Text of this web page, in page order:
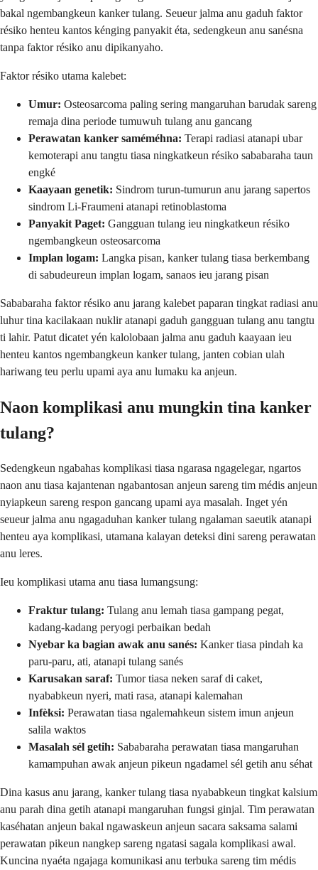
bakal ngembangkeun kanker tulang. Seueur jalma anu gaduh faktor
résiko henteu kantos kénging panyakit éta, sedengkeun anu sanésna
tanpa faktor résiko anu dipikanyaho.
Faktor résiko utama kalebet:
Umur: Osteosarcoma paling sering mangaruhan barudak sareng
remaja dina periode tumuwuh tulang anu gancang
Perawatan kanker saméméhna: Terapi radiasi atanapi ubar
kemoterapi anu tangtu tiasa ningkatkeun résiko sababaraha taun
engké
Kaayaan genetik: Sindrom turun-tumurun anu jarang sapertos
sindrom Li-Fraumeni atanapi retinoblastoma
Panyakit Paget: Gangguan tulang ieu ningkatkeun résiko
ngembangkeun osteosarcoma
Implan logam: Langka pisan, kanker tulang tiasa berkembang
di sabudeureun implan logam, sanaos ieu jarang pisan
Sababaraha faktor résiko anu jarang kalebet paparan tingkat radiasi anu
luhur tina kacilakaan nuklir atanapi gaduh gangguan tulang anu tangtu
ti lahir. Patut dicatet yén kalolobaan jalma anu gaduh kaayaan ieu
henteu kantos ngembangkeun kanker tulang, janten cobian ulah
hariwang teu perlu upami aya anu lumaku ka anjeun.
Naon komplikasi anu mungkin tina kanker
tulang?
Sedengkeun ngabahas komplikasi tiasa ngarasa ngagelegar, ngartos
naon anu tiasa kajantenan ngabantosan anjeun sareng tim médis anjeun
nyiapkeun sareng respon gancang upami aya masalah. Inget yén
seueur jalma anu ngagaduhan kanker tulang ngalaman saeutik atanapi
henteu aya komplikasi, utamana kalayan deteksi dini sareng perawatan
anu leres.
Ieu komplikasi utama anu tiasa lumangsung:
Fraktur tulang: Tulang anu lemah tiasa gampang pegat,
kadang-kadang peryogi perbaikan bedah
Nyebar ka bagian awak anu sanés: Kanker tiasa pindah ka
paru-paru, ati, atanapi tulang sanés
Karusakan saraf: Tumor tiasa neken saraf di caket,
nyababkeun nyeri, mati rasa, atanapi kalemahan
Infèksi: Perawatan tiasa ngalemahkeun sistem imun anjeun
salila waktos
Masalah sél getih: Sababaraha perawatan tiasa mangaruhan
kamampuhan awak anjeun pikeun ngadamel sél getih anu séhat
Dina kasus anu jarang, kanker tulang tiasa nyababkeun tingkat kalsium
anu parah dina getih atanapi mangaruhan fungsi ginjal. Tim perawatan
kaséhatan anjeun bakal ngawaskeun anjeun sacara saksama salami
perawatan pikeun nangkep sareng ngatasi sagala komplikasi awal.
Kuncina nyaéta ngajaga komunikasi anu terbuka sareng tim médis